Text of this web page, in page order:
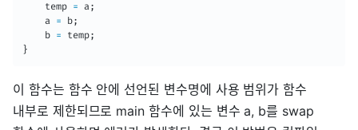
	temp
= a ;
	a
= b;
	b
= temp;
}
이 함수는 함수 안에 선언된 변수명에 사용 범위가 함수
내부로 제한되므로 main 함수에 있는 변수 a, b를 swap